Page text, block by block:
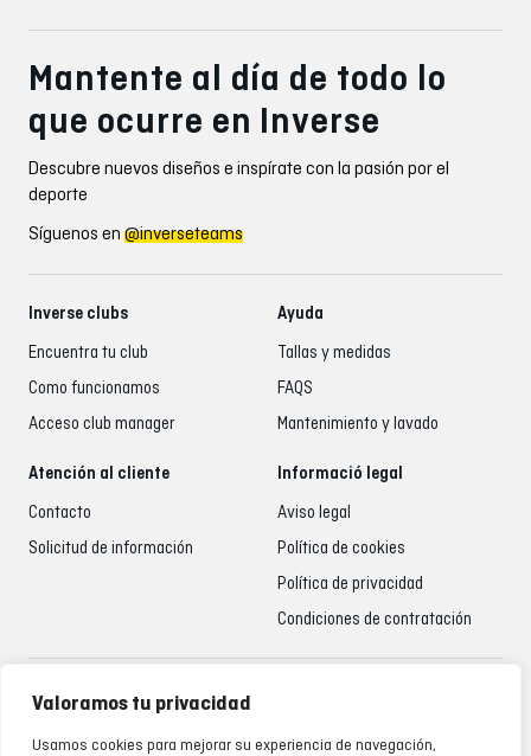
Valoramos tu privacidad
Usamos cookies para mejorar su experiencia de navegación,
Mantente al día de todo lo
que ocurre en Inverse
Descubre nuevos diseños e inspírate con la pasión por el
deporte
Síguenos en @inverseteams
Inverse clubs
Encuentra tu club
Como funcionamos
Acceso club manager
Ayuda
Tallas y medidas
FAQS
Mantenimiento y lavado
Atención al cliente
Contacto
Solicitud de información
Informació legal
Aviso legal
Política de cookies
Política de privacidad
Condiciones de contratación
Atención al cliente